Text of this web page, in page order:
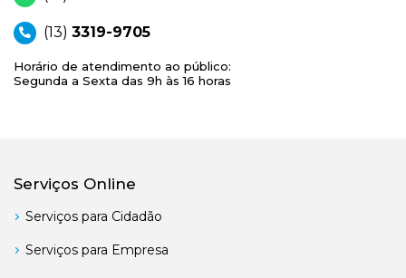
(13) 3319-9705
Horário de atendimento ao público:
Segunda a Sexta das 9h às 16 horas
Serviços Online
Serviços para Cidadão
Serviços para Empresa